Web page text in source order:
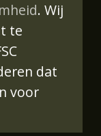
. Wij
te
dat
voor